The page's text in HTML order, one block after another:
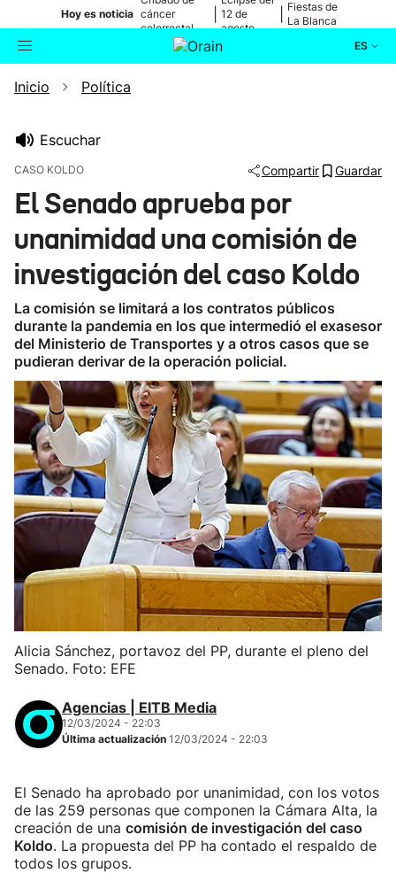
Hoy es noticia cáncer
colorrectal
12 de
agosto
Fiestas de
La Blanca
ES
Buscador
Ikusmiran
Eguraldia
Inicio Política
Escuchar
CASO KOLDO Compartir Guardar
El Senado aprueba por
unanimidad una comisión de
investigación del caso Koldo
La comisión se limitará a los contratos públicos
durante la pandemia en los que intermedió el exasesor
del Ministerio de Transportes y a otros casos que se
pudieran derivar de la operación policial.
Alicia Sánchez, portavoz del PP, durante el pleno del
Senado. Foto: EFE
Agencias | EITB Media
12/03/2024 - 22:03
Última actualización 12/03/2024 - 22:03
El Senado ha aprobado por unanimidad, con los votos
de las 259 personas que componen la Cámara Alta, la
creación de una comisión de investigación del caso
Koldo. La propuesta del PP ha contado el respaldo de
todos los grupos.